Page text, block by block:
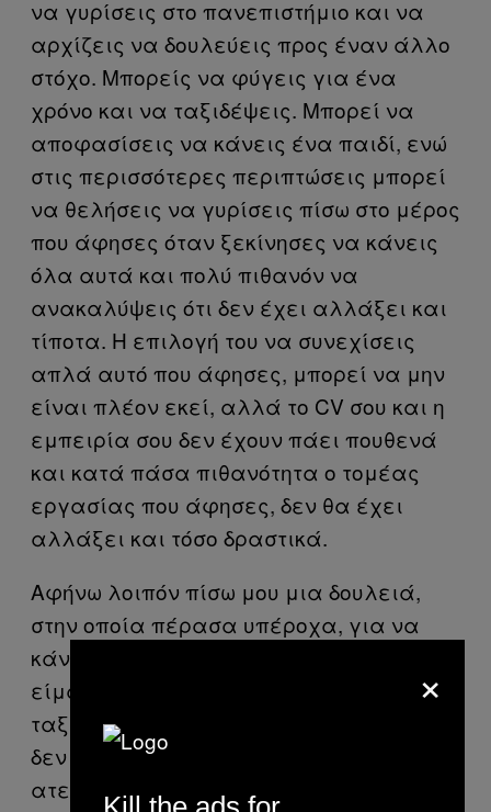
να γυρίσεις στο πανεπιστήμιο και να
αρχίζεις να δουλεύεις προς έναν άλλο
στόχο. Μπορείς να φύγεις για ένα
χρόνο και να ταξιδέψεις. Μπορεί να
αποφασίσεις να κάνεις ένα παιδί, ενώ
στις περισσότερες περιπτώσεις μπορεί
να θελήσεις να γυρίσεις πίσω στο μέρος
που άφησες όταν ξεκίνησες να κάνεις
όλα αυτά και πολύ πιθανόν να
ανακαλύψεις ότι δεν έχει αλλάξει και
τίποτα. Η επιλογή του να συνεχίσεις
απλά αυτό που άφησες, μπορεί να μην
είναι πλέον εκεί, αλλά το CV σου και η
εμπειρία σου δεν έχουν πάει πουθενά
και κατά πάσα πιθανότητα ο τομέας
εργασίας που άφησες, δεν θα έχει
αλλάξει και τόσο δραστικά.
Αφήνω λοιπόν πίσω μου μια δουλειά,
στην οποία πέρασα υπέροχα, για να
κάνω κάτι που αν δεν το κάνω δεν θα
είμαι ποτέ πραγματικά ευτυχισμένη: να
ταξιδέψω. Και όταν λέω να ταξιδέψω
δεν εννοώ να πέσω στην λούπα των
ατελείωτων selfies από τις παραλίες του
×